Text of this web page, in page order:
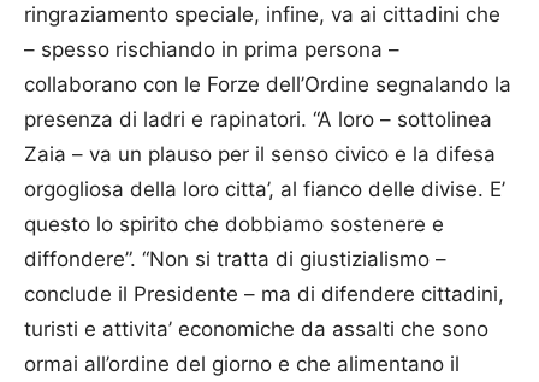
ringraziamento speciale, infine, va ai cittadini che
– spesso rischiando in prima persona –
collaborano con le Forze dell’Ordine segnalando la
presenza di ladri e rapinatori. “A loro – sottolinea
Zaia – va un plauso per il senso civico e la difesa
orgogliosa della loro citta’, al fianco delle divise. E’
questo lo spirito che dobbiamo sostenere e
diffondere”. “Non si tratta di giustizialismo –
conclude il Presidente – ma di difendere cittadini,
turisti e attivita’ economiche da assalti che sono
ormai all’ordine del giorno e che alimentano il